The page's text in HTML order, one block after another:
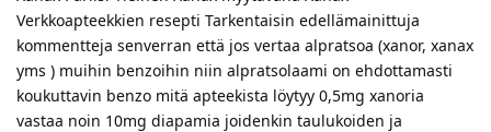
Verkkoapteekkien resepti Tarkentaisin edellämainittuja
kommentteja senverran että jos vertaa alpratsoa (xanor, xanax
yms ) muihin benzoihin niin alpratsolaami on ehdottamasti
koukuttavin benzo mitä apteekista löytyy 0,5mg xanoria
vastaa noin 10mg diapamia joidenkin taulukoiden ja